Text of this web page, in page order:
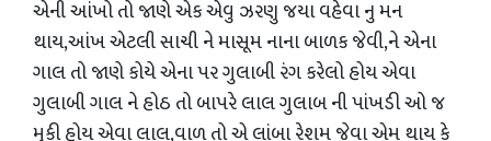
એની આંખો તો જાણેએકએવુ ઝરણુ જયા વહેવા નુ મન
થાય,આંખ એટલી સાચી ને માસૂમ નાના બાળક જેવી,ને એના
ગાલ તો જાણે કોયે એના પર ગુલાબી રંગ કરેલો હોય એવા
ગુલાબી ગાલ ને હોઠ તો બાપરે લાલ ગુલાબ ની પાંખડી ઓ જ
મુકી હોય એવા લાલ,વાળ તો એ લાંબા રેશમ જેવા એમ થાય કે